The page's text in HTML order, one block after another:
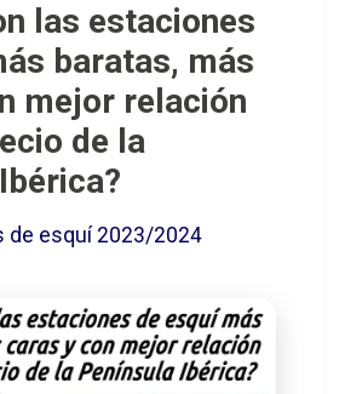
las estaciones
baratas, más
mejor relación
de la
de esquí 2023/2024